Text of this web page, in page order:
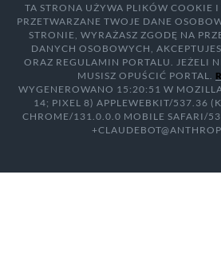
TA STRONA UŻYWA PLIKÓW COOKIE
PRZETWARZANE TWOJE DANE
STRONIE, WYRAŻASZ ZGODĘ NA
DANYCH OSOBOWYCH,
ORAZ REGULAMIN PORTALU. JEŻELI
MUSISZ OPUŚCIĆ PORTAL.
WYGENEROWANO 15:20:51 W
14; PIXEL 8) APPLEWEBKIT/537.36
CHROME/131.0.0.0 MOBILE SAFARI/